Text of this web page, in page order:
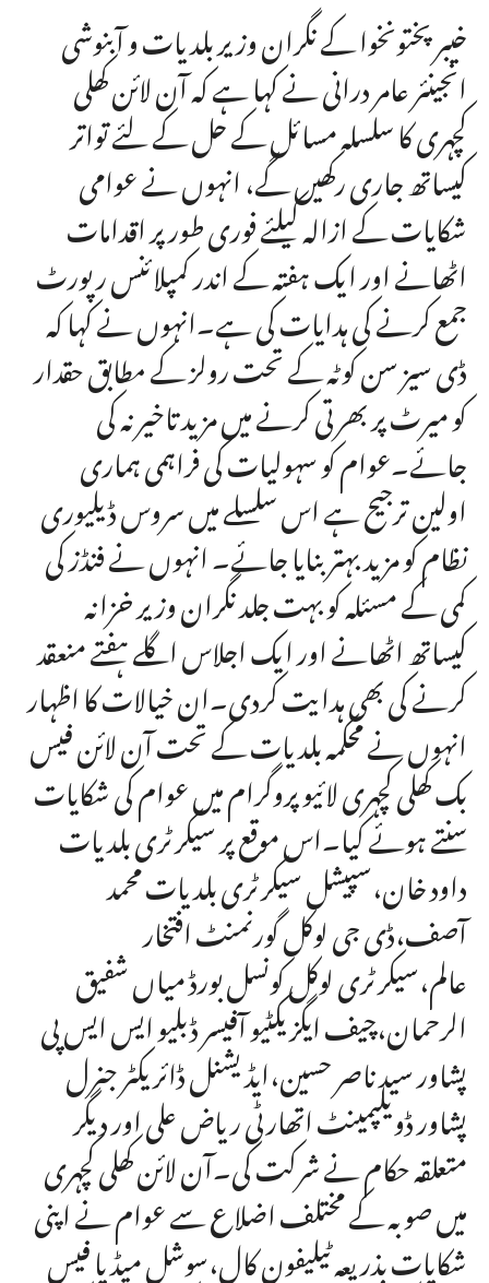
خیبر پختونخوا کے نگران وزیر بلدیات و آبنوشی
انجینئر عامر درانی نے کہا ہے کہ آن لائن کھلی
کچہری کا سلسلہ مسائل کے حل کے لئے تواتر
کیساتھ جاری رکھیں گے، انہوں نے عوامی
شکایات کے ازالہ کیلئے فوری طور پر اقدامات
اٹھانے اور ایک ہفتہ کے اندر کمپلائنس رپورٹ
جمع کرنے کی ہدایات کی ہے۔انہوں نے کہا کہ
ڈی سیز سن کوٹہ کے تحت رولز کے مطابق حقدار
کو میرٹ پر بھرتی کرنے میں مزید تاخیر نہ کی
جائے۔عوام کو سہولیات کی فراہمی ہماری
اولین ترجیح ہے اس سلسلے میں سروس ڈیلیوری
نظام کو مزید بہتر بنایا جائے۔ انہوں نے فنڈز کی
کمی کے مسئلہ کو بہت جلد نگران وزیر خزانہ
کیساتھ اٹھانے اور ایک اجلاس اگلے ہفتے منعقد
کرنے کی بھی ہدایت کردی۔ان خیالات کا اظہار
انہوں نے محکمہ بلدیات کے تحت آن لائن فیس
بک کھلی کچہری لائیو پروگرام میں عوام کی شکایات
سنتے ہوئے کیا۔اس موقع پر سیکرٹری بلدیات
داود خان،سپیشل سیکرٹری بلدیات محمد
آصف،ڈی جی لوکل گورنمنٹ افتخار
عالم،سیکرٹری لوکل کونسل بورڈ میاں شفیق
الرحمان،چیف ایگزیکٹیو آفیسر ڈبلیو ایس ایس پی
پشاور سید ناصر حسین،ایڈیشنل ڈائریکٹر جنرل
پشاور ڈویلپمینٹ اتھارٹی ریاض علی اور دیگر
متعلقہ حکام نے شرکت کی۔آن لائن کھلی کچہری
میں صوبہ کے مختلف اضلاع سے عوام نے اپنی
شکایات بذریعہ ٹیلیفون کال،سوشل میڈیا فیس